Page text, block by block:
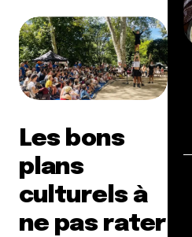
Les bons
plans
culturels à
ne pas rater